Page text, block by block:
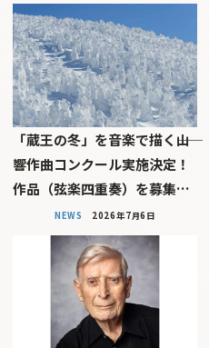
「蔵王の冬」を音楽で描く――山
響作曲コンクール実施決定！
作品（弦楽四重奏）を募集…
NEWS 2026年7月6日